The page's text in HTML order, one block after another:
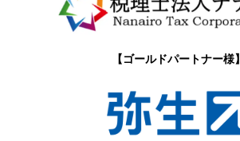
【ゴールドパートナー様】